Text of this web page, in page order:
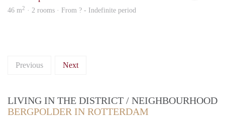
46 m2 · 2 rooms · From ? - Indefinite period
Previous Next
LIVING IN THE DISTRICT / NEIGHBOURHOOD
BERGPOLDER IN ROTTERDAM